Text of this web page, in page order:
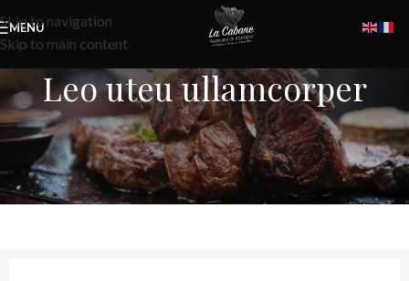
Skip to navigation
Skip to main content
MENU
Leo uteu ullamcorper